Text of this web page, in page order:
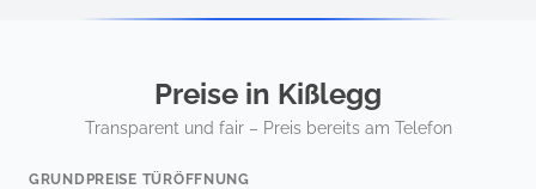
Preise in Kißlegg
Transparent und fair – Preis bereits am Telefon
GRUNDPREISE TÜRÖFFNUNG